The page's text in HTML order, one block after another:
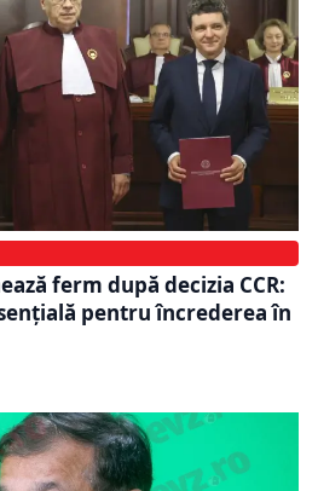
ferm după decizia CCR:
pentru încrederea în